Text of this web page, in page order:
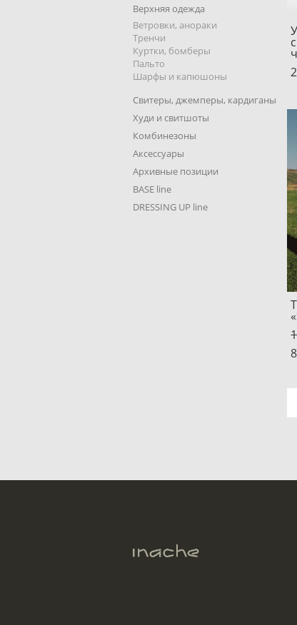
Верхняя одежда
Ветровки, анораки
Тренчи
Куртки, бомберы
Пальто
Шарфы и капюшоны
Свитеры, джемперы, кардиганы
Худи и свитшоты
Комбинезоны
Аксессуары
Архивные позиции
BASE line
DRESSING UP line